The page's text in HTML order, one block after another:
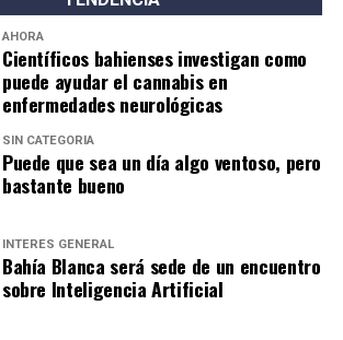
AHORA
Científicos bahienses investigan como
puede ayudar el cannabis en
enfermedades neurológicas
SIN CATEGORÍA
Puede que sea un día algo ventoso, pero
bastante bueno
INTERÉS GENERAL
Bahía Blanca será sede de un encuentro
sobre Inteligencia Artificial